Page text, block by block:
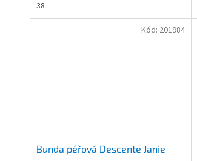
38
Bunda péřová Descente Janie
Kód: 201984